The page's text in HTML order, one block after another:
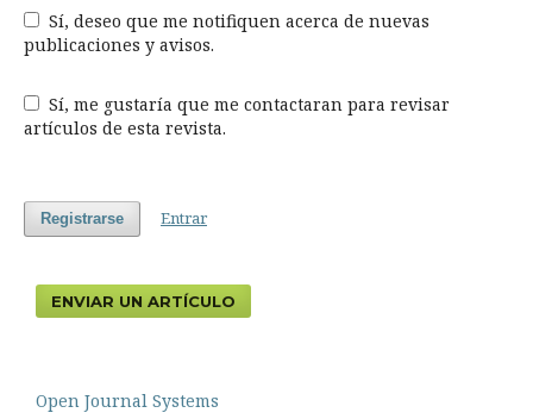
publicaciones y avisos.
artículos de esta revista.
Registrarse Entrar
ENVIAR UN ARTÍCULO
Open Journal Systems